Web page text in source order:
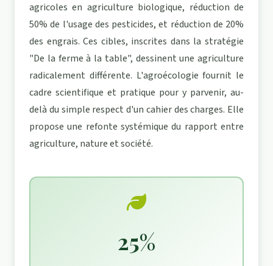
agricoles en agriculture biologique, réduction de
50% de l'usage des pesticides, et réduction de 20%
des engrais. Ces cibles, inscrites dans la stratégie
"De la ferme à la table", dessinent une agriculture
radicalement différente. L'agroécologie fournit le
cadre scientifique et pratique pour y parvenir, au-
delà du simple respect d'un cahier des charges. Elle
propose une refonte systémique du rapport entre
agriculture, nature et société.
25%